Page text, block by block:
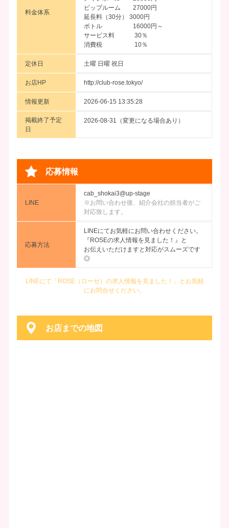
料金体系
ビップルーム 27000円
延長料（30分） 3000円
ボトル 16000円～
サービス料 30％
消費税 10％
定休日 土曜 日曜 祝日
お店HP http://club-rose.tokyo/
情報更新 2026-06-15 13:35:28
掲載終了予定
日
2026-08-31（変更になる場合あり）
応募情報
LINE
cab_shokai3@up-stage
※お問い合わせ後、紹介会社の担当者がご
対応致します。
応募方法
LINEにてお気軽にお問い合わせください。
『ROSEの求人情報を見ました！』と
お伝えいただけますと対応がスムーズです
◎
LINEにて「ROSE（ローゼ）の求人情報を見ました！」とお気軽
にお問合せください。
お店までの地図